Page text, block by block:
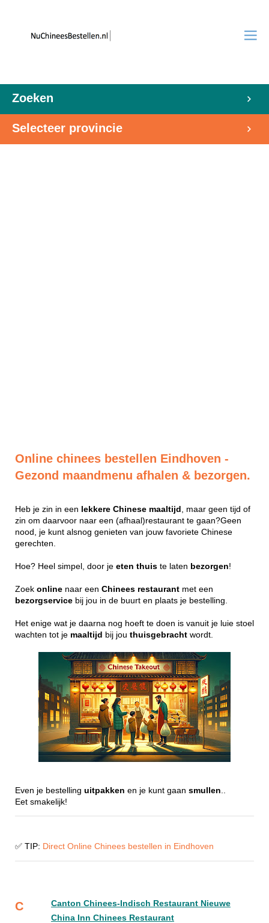
Zoeken
Selecteer provincie
Online chinees bestellen Eindhoven -
Gezond maandmenu afhalen & bezorgen.
Heb je zin in een lekkere Chinese maaltijd , maar geen tijd of
zin om daarvoor naar een (afhaal)restaurant te gaan?Geen
nood, je kunt alsnog genieten van jouw favoriete Chinese
gerechten.
Hoe? Heel simpel, door je eten thuis te laten bezorgen!
Zoek online naar een Chinees restaurant met een
bezorgservice bij jou in de buurt en plaats je bestelling.
Het enige wat je daarna nog hoeft te doen is vanuit je luie stoel
wachten tot je maaltijd bij jou thuisgebracht wordt.
Even je bestelling uitpakken en je kunt gaan smullen
Eet smakelijk!
✅ TIP: Direct Online Chinees bestellen in Eindhoven
C
Canton Chinees-Indisch Restaurant Nieuwe
China Inn Chinees Restaurant